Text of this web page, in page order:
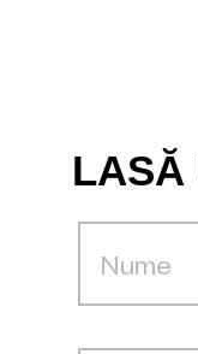
LASĂ